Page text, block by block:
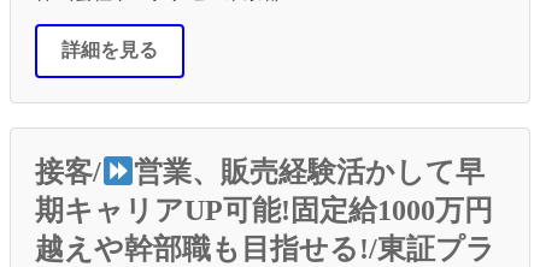
詳細を見る
接客/
営業、販売経験活かして早
期キャリアUP可能!固定給1000万円
越えや幹部職も目指せる!/東証プラ